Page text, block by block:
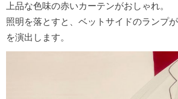
上品な色味の赤いカーテンがおしゃれ。
照明を落とすと、ベットサイドのランプ
を演出します。